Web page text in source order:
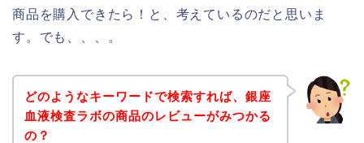
商品を購入できたら！と、考えているのだと思いま
す。でも、、、。
どのようなキーワードで検索すれば、銀座
血液検査ラボの商品のレビューがみつかる
の？